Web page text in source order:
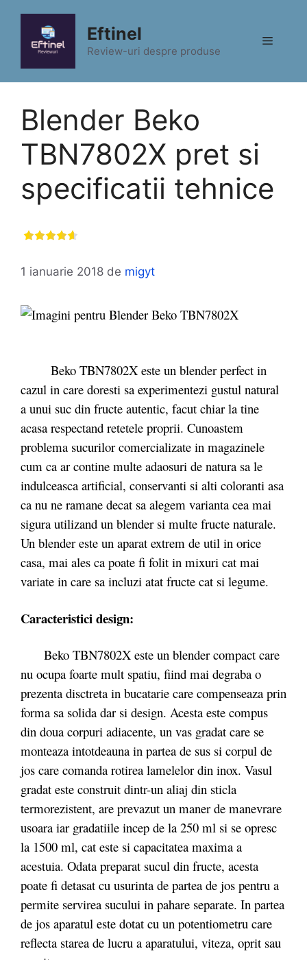
conținut
Eftinel
Review-uri despre produse
Meniu
Blender Beko
TBN7802X pret si
specificatii tehnice
1 ianuarie 2018 de migyt
Beko TBN7802X este un blender perfect in
cazul in care doresti sa experimentezi gustul natural
a unui suc din fructe autentic, facut chiar la tine
acasa respectand retetele proprii. Cunoastem
problema sucurilor comercializate in magazinele
cum ca ar contine multe adaosuri de natura sa le
indulceasca artificial, conservanti si alti coloranti asa
ca nu ne ramane decat sa alegem varianta cea mai
sigura utilizand un blender si multe fructe naturale.
Un blender este un aparat extrem de util in orice
casa, mai ales ca poate fi folit in mixuri cat mai
variate in care sa incluzi atat fructe cat si legume.
Caracteristici design:
Beko TBN7802X este un blender compact care
nu ocupa foarte mult spatiu, fiind mai degraba o
prezenta disctreta in bucatarie care compenseaza prin
forma sa solida dar si design. Acesta este compus
din doua corpuri adiacente, un vas gradat care se
monteaza intotdeauna in partea de sus si corpul de
jos care comanda rotirea lamelelor din inox. Vasul
gradat este construit dintr-un aliaj din sticla
termorezistent, are prevazut un maner de manevrare
usoara iar gradatiile incep de la 250 ml si se opresc
la 1500 ml, cat este si capacitatea maxima a
acestuia. Odata preparat sucul din fructe, acesta
poate fi detasat cu usurinta de partea de jos pentru a
permite servirea sucului in pahare separate. In partea
de jos aparatul este dotat cu un potentiometru care
reflecta starea de lucru a aparatului, viteza, oprit sau